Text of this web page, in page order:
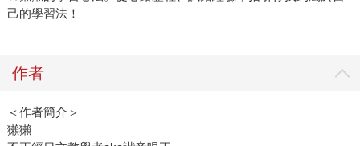
己的學習法！
作者
＜作者簡介＞
獺獺